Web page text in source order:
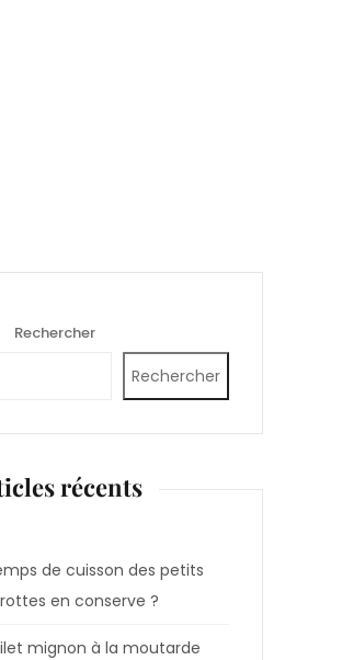
Rechercher
Rechercher
récents
de cuisson des petits
en conserve ?
mignon à la moutarde